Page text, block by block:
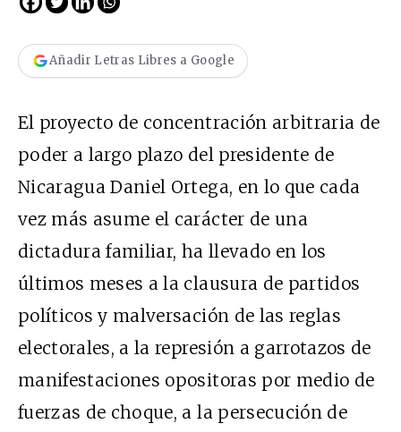
Añadir Letras Libres a Google
El proyecto de concentración arbitraria de
poder a largo plazo del presidente de
Nicaragua Daniel Ortega, en lo que cada
vez más asume el carácter de una
dictadura familiar, ha llevado en los
últimos meses a la clausura de partidos
políticos y malversación de las reglas
electorales, a la represión a garrotazos de
manifestaciones opositoras por medio de
fuerzas de choque, a la persecución de